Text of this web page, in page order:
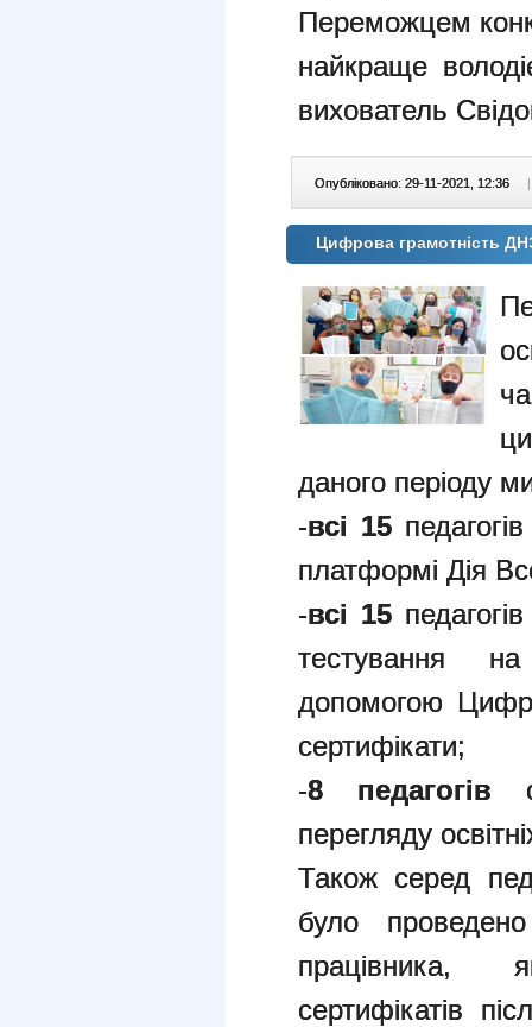
Переможцем
найкраще
вихователь
Опубліковано: 29-11-2021, 12:36 |
Цифрова грамотність
даного періоду
-всі 15
платформі Дія
-всі 15
тестування
допомогою
сертифікати;
-8 педагогів
перегляду
Також серед
було
працівника,
сертифікатів